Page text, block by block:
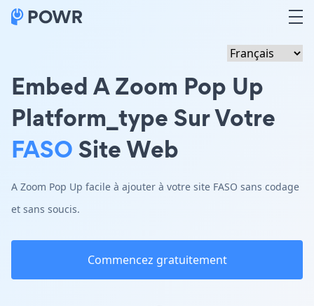
Embed A Zoom Pop Up
Platform_type Sur Votre
FASOSite Web
A Zoom Pop Up facile à ajouter à votre site FASO sans codage
et sans soucis.
Commencez gratuitement